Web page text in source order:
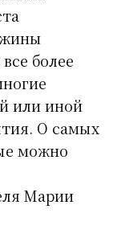
более
или иной
О самых
можно
Марии